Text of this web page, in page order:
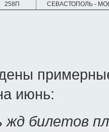
258П
СЕВАСТОПОЛЬ -
июнь:
билетов